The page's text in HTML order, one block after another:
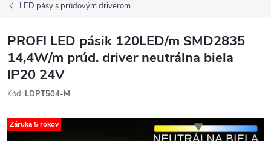
LED pásy s prúdovým driverom
PROFI LED pásik 120LED/m SMD2835
14,4W/m prúd. driver neutrálna biela
IP20 24V
Kód: LDPT504-M
Záruka 5 rokov